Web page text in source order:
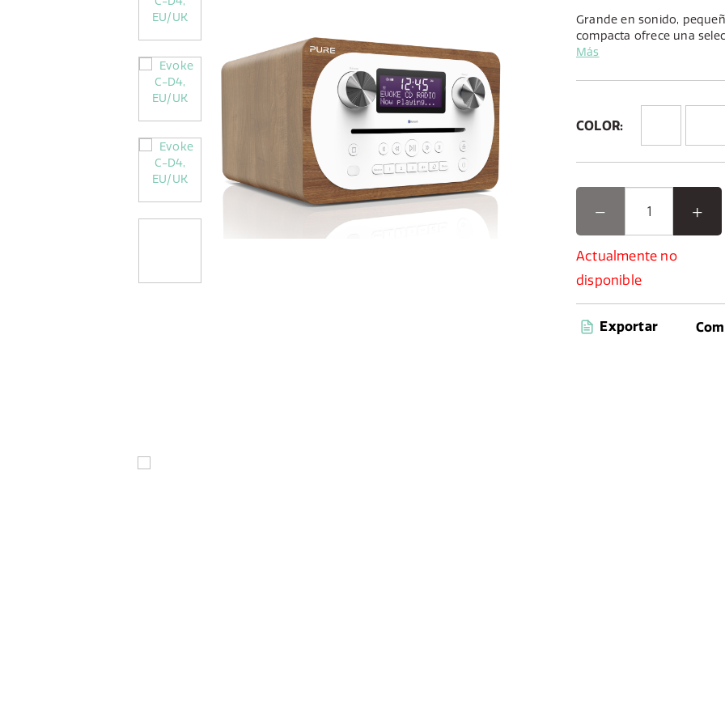
Grande en sonido,
compacta ofrece una
Bluetooth envuelta en un
Más
COLOR:
Actualmente no
disponible
Exportar